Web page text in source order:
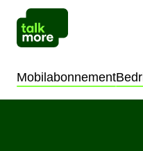
Mobilabonnement